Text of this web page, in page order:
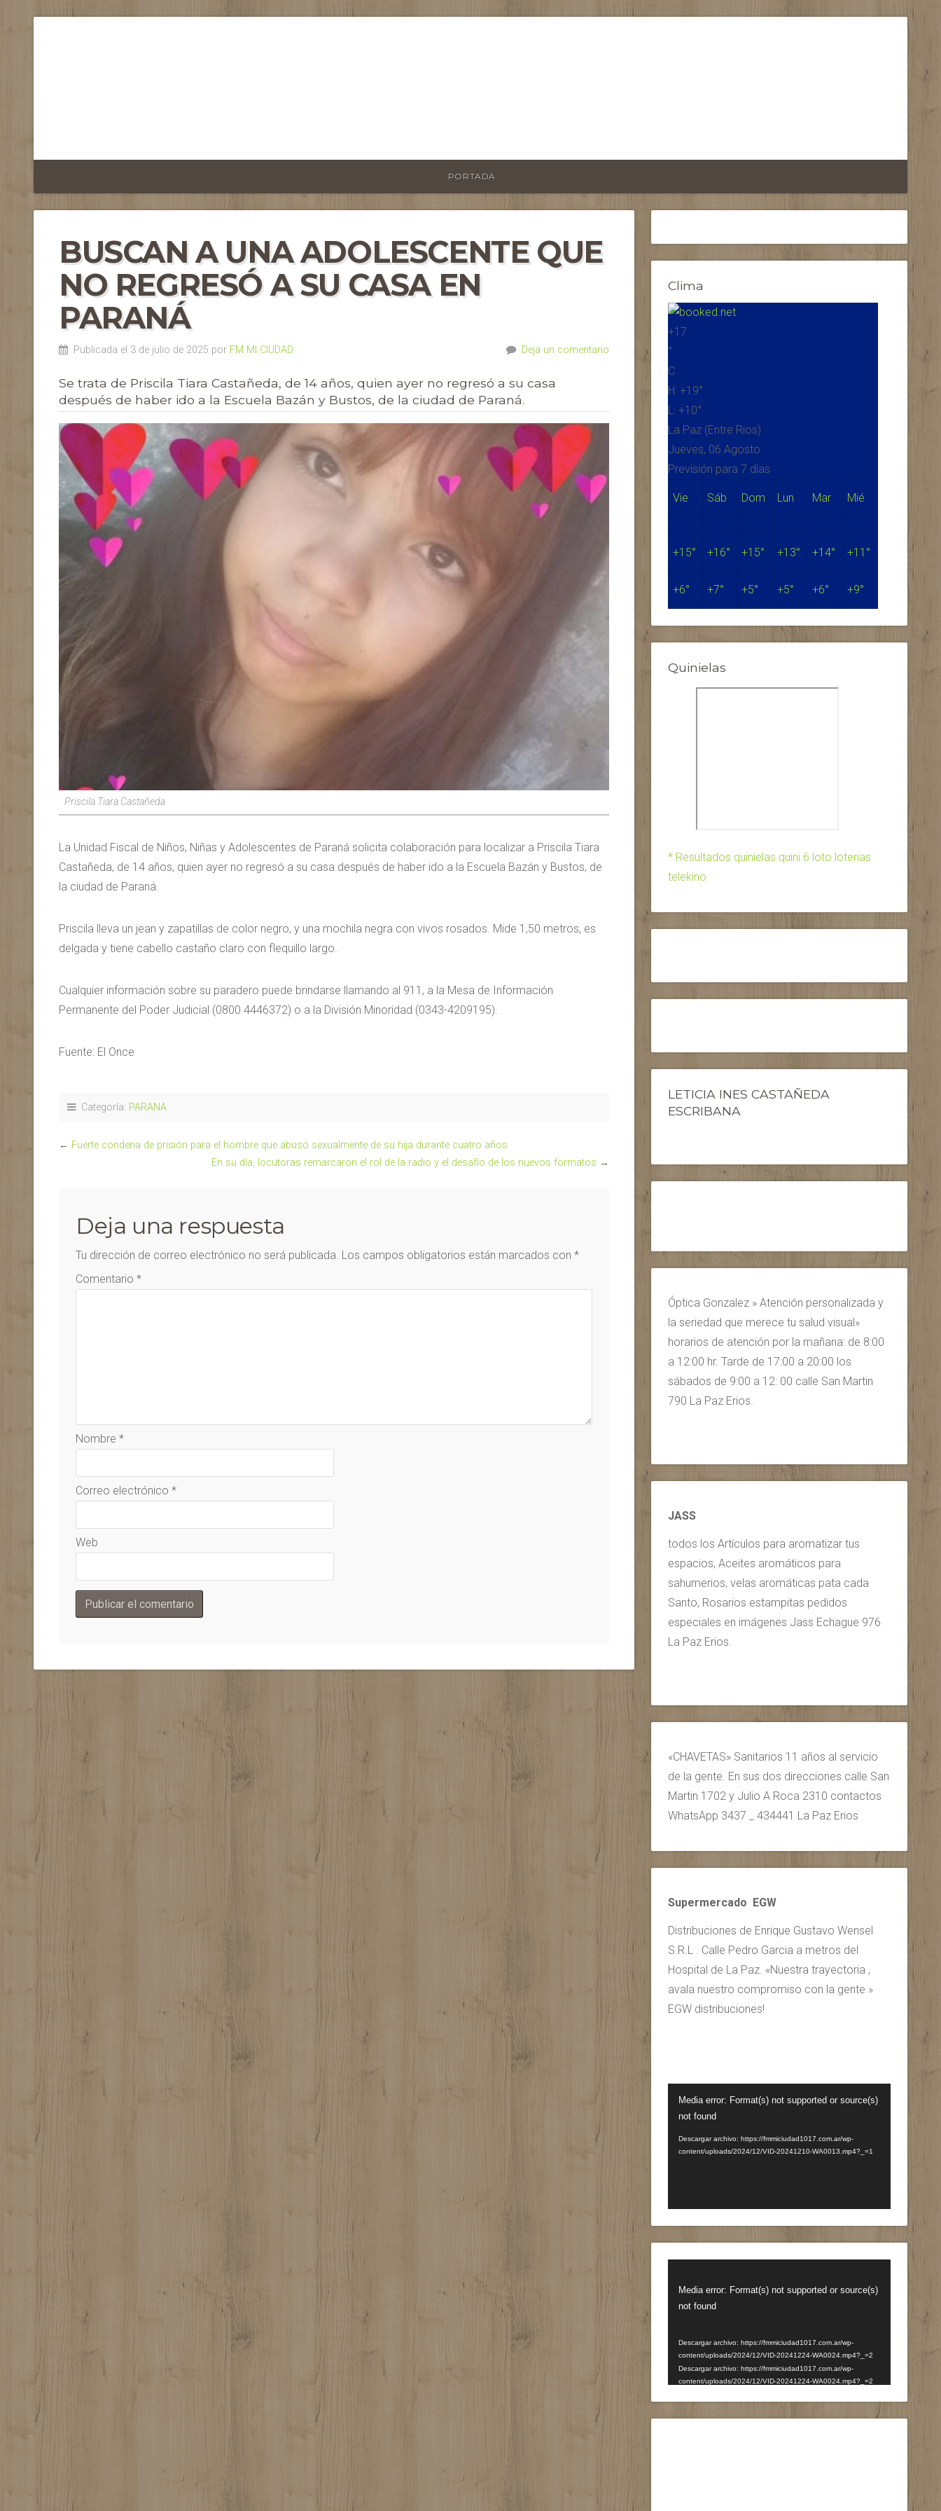
PORTADA
BUSCAN A UNA ADOLESCENTE QUE
NO REGRESÓ A SU CASA EN
PARANÁ
Publicada el 3 de julio de 2025 por FM MI CIUDAD Deja un comentario
Se trata de Priscila Tiara Castañeda, de 14 años, quien ayer no regresó a su casa
después de haber ido a la Escuela Bazán y Bustos, de la ciudad de Paraná.
Priscila Tiara Castañeda
La Unidad Fiscal de Niños, Niñas y Adolescentes de Paraná solicita colaboración para localizar a Priscila Tiara
Castañeda, de 14 años, quien ayer no regresó a su casa después de haber ido a la Escuela Bazán y Bustos, de
la ciudad de Paraná.
Priscila lleva un jean y zapatillas de color negro, y una mochila negra con vivos rosados. Mide 1,50 metros, es
delgada y tiene cabello castaño claro con flequillo largo.
Cualquier información sobre su paradero puede brindarse llamando al 911, a la Mesa de Información
Permanente del Poder Judicial (0800 4446372) o a la División Minoridad (0343-4209195).
Fuente: El Once
Categoría: PARANA
← Fuerte condena de prisión para el hombre que abusó sexualmente de su hija durante cuatro años
En su día, locutoras remarcaron el rol de la radio y el desafío de los nuevos formatos →
Deja una respuesta
Tu dirección de correo electrónico no será publicada. Los campos obligatorios están marcados con *
Comentario *
Nombre *
Correo electrónico *
Web
Clima
+17
°
C
H: +19°
L: +10°
La Paz (Entre Rios)
Jueves, 06 Agosto
Previsión para 7 días
Vie Sáb Dom Lun Mar Mié
+15° +16° +15° +13° +14° +11°
+6° +7° +5° +5° +6° +9°
Quinielas
* Resultados quinielas quini 6 loto loterias
telekino
LETICIA INES CASTAÑEDA
ESCRIBANA
Óptica Gonzalez » Atención personalizada y
la seriedad que merece tu salud visual»
horarios de atención por la mañana: de 8:00
a 12:00 hr. Tarde de 17:00 a 20:00 los
sábados de 9:00 a 12: 00 calle San Martin
790 La Paz Erios.
JASS
todos los Artículos para aromatizar tus
espacios, Aceites aromáticos para
sahumerios, velas aromáticas pata cada
Santo, Rosarios estampitas pedidos
especiales en imágenes Jass Echague 976
La Paz Erios.
«CHAVETAS» Sanitarios 11 años al servicio
de la gente. En sus dos direcciones calle San
Martin 1702 y Julio A Roca 2310 contactos
WhatsApp 3437 _ 434441 La Paz Erios
Supermercado EGW
Distribuciones de Enrique Gustavo Wensel
S.R.L . Calle Pedro Garcia a metros del
Hospital de La Paz. «Nuestra trayectoria ,
avala nuestro compromiso con la gente »
EGW distribuciones!
de
Media error: Format(s) not supported or source(s)
not found
Descargar archivo: https://fmmiciudad1017.com.ar/wp-
content/uploads/2024/12/VID-20241210-WA0013.mp4?_=1
de
vídeo
Media error: Format(s) not supported or source(s)
not found
Descargar archivo: https://fmmiciudad1017.com.ar/wp-
content/uploads/2024/12/VID-20241224-WA0024.mp4?_=2
Descargar archivo: https://fmmiciudad1017.com.ar/wp-
content/uploads/2024/12/VID-20241224-WA0024.mp4?_=2